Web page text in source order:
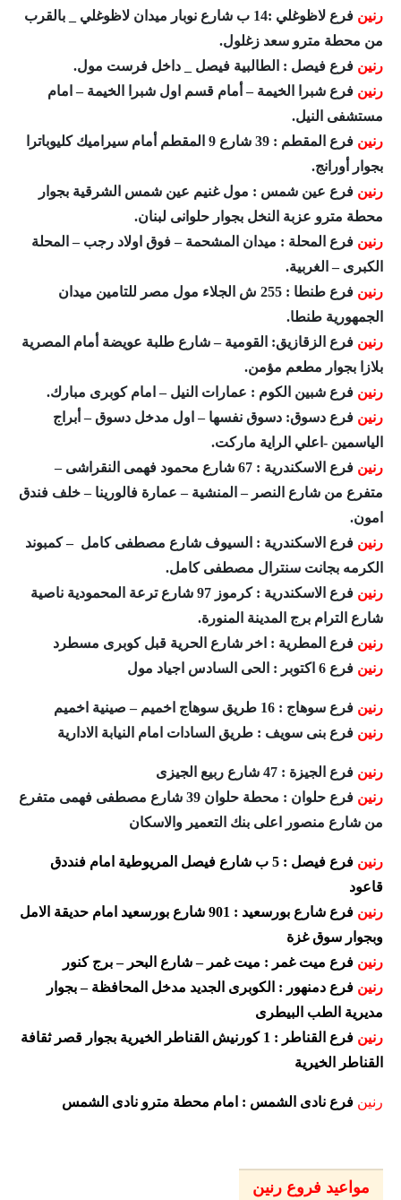
رنين
فرع لاظوغلي :14 ب شارع نوبار ميدان لاظوغلي _ بالقرب
من محطة مترو سعد زغلول.
رنين فرع فيصل : الطالبية فيصل _ داخل فرست مول.
رنين فرع شبرا الخيمة – أمام قسم اول شبرا الخيمة – امام
مستشفى النيل.
رنين
فرع المقطم : 39 شارع 9 المقطم أمام سيراميك كليوباترا
بجوار أورانج.
رنين فرع عين شمس : مول غنيم عين شمس الشرقية بجوار
محطة مترو عزبة النخل بجوار حلوانى لبنان.
رنين فرع المحلة : ميدان المشحمة – فوق اولاد رجب – المحلة
الكبرى – الغربية.
رنين
فرع طنطا : 255 ش الجلاء مول مصر للتامين ميدان
الجمهورية طنطا.
رنين فرع الزقازيق: القومية – شارع طلبة عويضة أمام المصرية
بلازا بجوار مطعم مؤمن.
رنين فرع شبين الكوم : عمارات النيل – امام كوبرى مبارك.
رنين فرع دسوق: دسوق نفسها – اول مدخل دسوق – أبراج
الياسمين -اعلي الراية ماركت.
رنين
فرع الاسكندرية : 67 شارع محمود فهمى النقراشى –
متفرع من شارع النصر – المنشية – عمارة فالورينا – خلف فندق
امون.
رنين فرع الاسكندرية : السيوف شارع مصطفى كامل – كمبوند
الكرمه بجانت سنترال مصطفى كامل.
رنين
فرع الاسكندرية : كرموز 97 شارع ترعة المحمودية ناصية
شارع الترام برج المدينة المنورة.
رنين فرع المطرية : اخر شارع الحرية قبل كوبرى مسطرد
رنين فرع 6 اكتوبر : الحى السادس اجياد مول
رنين فرع سوهاج : 16 طريق سوهاج اخميم – صينية اخميم
رنين فرع بنى سويف : طريق السادات امام النيابة الادارية
رنين فرع الجيزة : 47 شارع ربيع الجيزى
رنين
فرع حلوان : محطة حلوان 39 شارع مصطفى فهمى متفرع
من شارع منصور اعلى بنك التعمير والاسكان
رنين
فرع فيصل : 5 ب شارع فيصل المريوطية امام فنددق
قاعود
رنين
فرع شارع بورسعيد : 901 شارع بورسعيد امام حديقة الامل
وبجوار سوق غزة
رنين فرع ميت غمر : ميت غمر – شارع البحر – برج كنور
رنين فرع دمنهور : الكوبرى الجديد مدخل المحافظة – بجوار
مديرية الطب البيطرى
رنين
فرع القناطر : 1 كورنيش القناطر الخيرية بجوار قصر ثقافة
القناطر الخيرية
رنين فرع نادى الشمس : امام محطة مترو نادى الشمس
مواعيد فروع رنين